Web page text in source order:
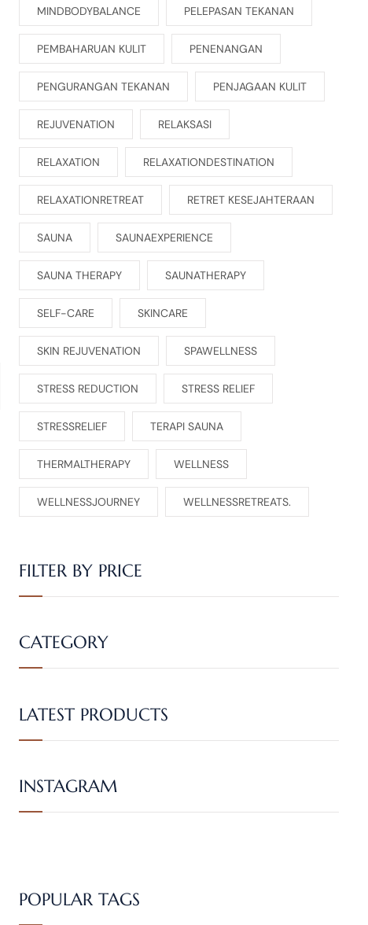
MINDBODYBALANCE PELEPASAN TEKANAN
PEMBAHARUAN KULIT PENENANGAN
PENGURANGAN TEKANAN PENJAGAAN KULIT
REJUVENATION RELAKSASI
RELAXATION RELAXATIONDESTINATION
RELAXATIONRETREAT RETRET KESEJAHTERAAN
SAUNA SAUNAEXPERIENCE
SAUNA THERAPY SAUNATHERAPY
SELF-CARE SKINCARE
SKIN REJUVENATION SPAWELLNESS
STRESS REDUCTION STRESS RELIEF
STRESSRELIEF TERAPI SAUNA
THERMALTHERAPY WELLNESS
WELLNESSJOURNEY WELLNESSRETREATS.
FILTER BY PRICE
CATEGORY
LATEST PRODUCTS
INSTAGRAM
POPULAR TAGS